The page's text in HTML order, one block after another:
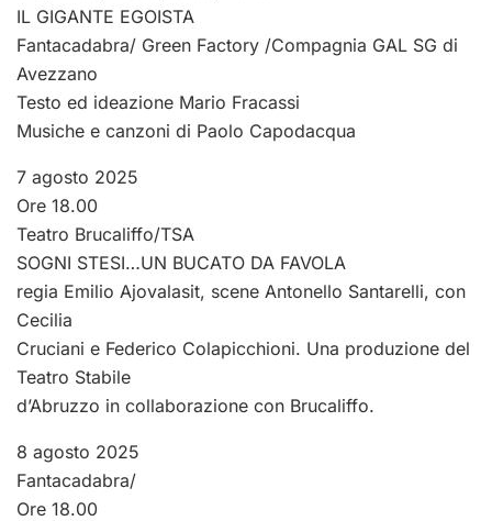
IL GIGANTE EGOISTA
Fantacadabra/ Green Factory /Compagnia GAL SG di
Avezzano
Testo ed ideazione Mario Fracassi
Musiche e canzoni di Paolo Capodacqua
7 agosto 2025
Ore 18.00
Teatro Brucaliffo/TSA
SOGNI STESI…UN BUCATO DA FAVOLA
regia Emilio Ajovalasit, scene Antonello Santarelli, con
Cecilia
Cruciani e Federico Colapicchioni. Una produzione del
Teatro Stabile
d’Abruzzo in collaborazione con Brucaliffo.
8 agosto 2025
Fantacadabra/
Ore 18.00